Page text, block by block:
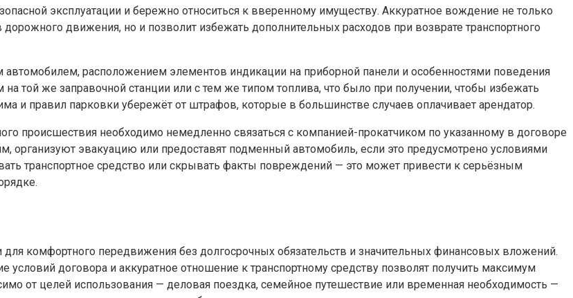
эксплуатации и бережно относиться к вверенному имуществу. Аккуратное вождение не только
дорожного движения, но и позволит избежать дополнительных расходов при возврате транспортного
расположением элементов индикации на приборной панели и особенностями поведения
той же заправочной станции или с тем же типом топлива, что было при получении, чтобы избежать
и правил парковки убережёт от штрафов, которые в большинстве случаев оплачивает арендатор.
происшествия необходимо немедленно связаться с компанией-прокатчиком по указанному в договоре
организуют эвакуацию или предоставят подменный автомобиль, если это предусмотрено условиями
транспортное средство или скрывать факты повреждений — это может привести к серьёзным
комфортного передвижения без долгосрочных обязательств и значительных финансовых вложений.
договора и аккуратное отношение к транспортному средству позволят получить максимум
от целей использования — деловая поездка, семейное путешествие или временная необходимость —